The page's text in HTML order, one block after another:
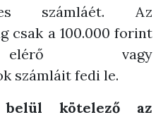
számláét. Az
csak a 100.000 forint
elérő vagy
számláit fedi le.
kötelező az